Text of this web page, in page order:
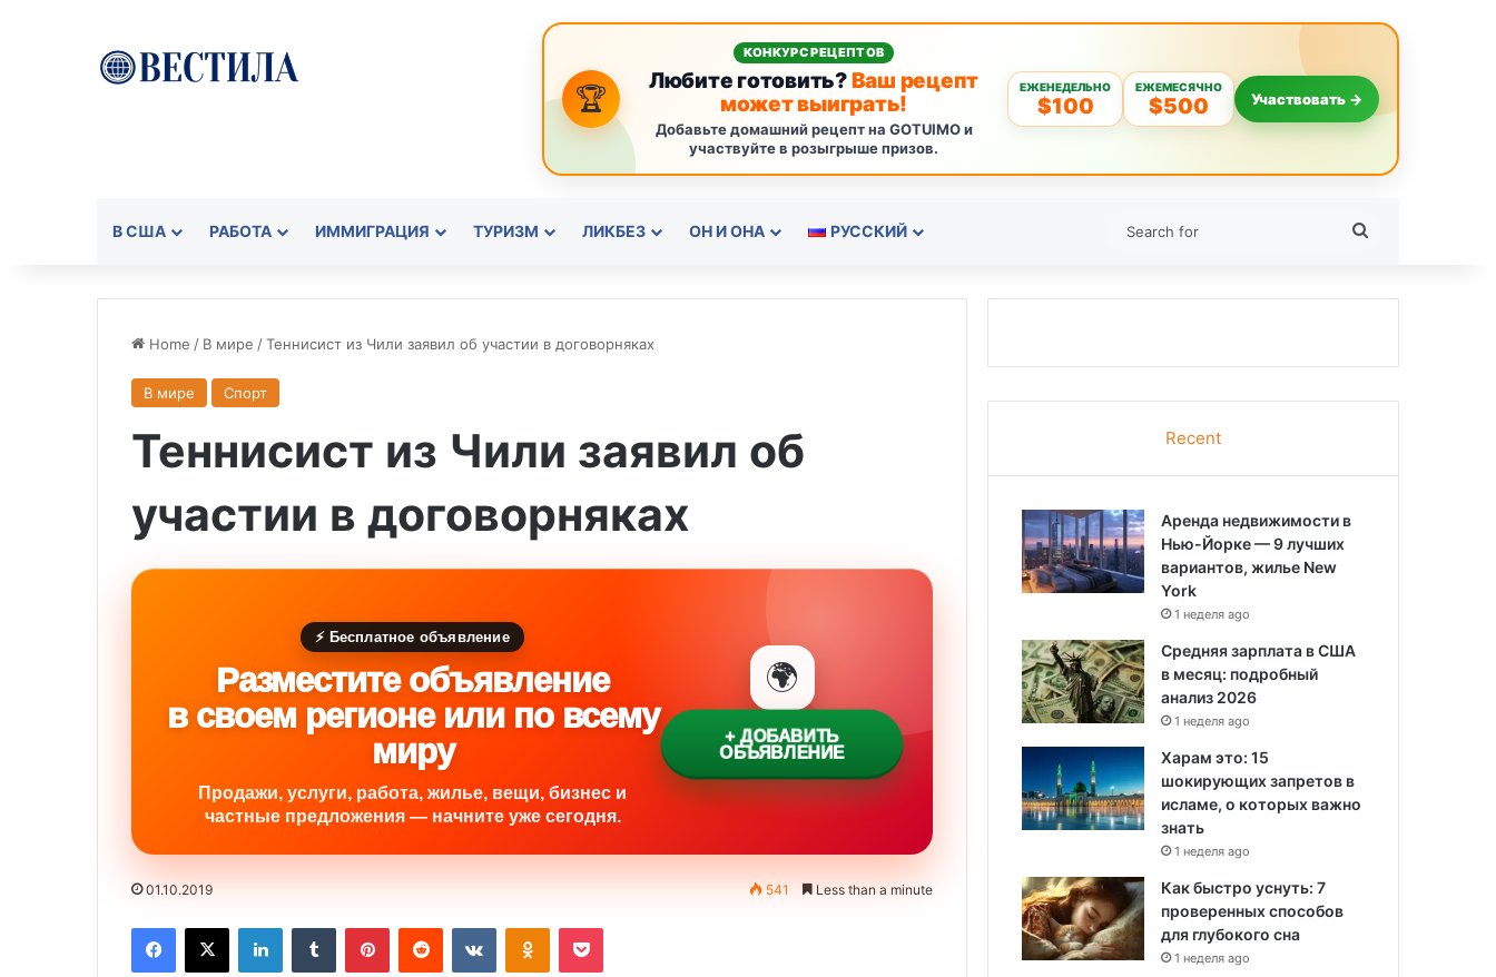
🏆
КОНКУРС РЕЦЕПТОВ
Любите готовить?Ваш рецепт
может выиграть!
Добавьте домашний рецепт на GOTUIMO и
участвуйте в розыгрыше призов.
ЕЖЕНЕДЕЛЬНО
$100
ЕЖЕМЕСЯЧНО
$500 Участвовать →
В США РАБОТА ИММИГРАЦИЯ ТУРИЗМ ЛИКБЕЗ ОН И ОНА РУССКИЙ
Home / В мире /Теннисист из Чили заявил об участии в договорняках
В мире Спорт
Теннисист из Чили заявил об
участии в договорняках
⚡ Бесплатное объявление
Разместите объявление
в своем регионе или по всему
миру
Продажи, услуги, работа, жилье, вещи, бизнес и
частные предложения — начните уже сегодня.
🌍
+ ДОБАВИТЬ
ОБЪЯВЛЕНИЕ
01.10.2019 541 Less than a minute
Recent
Аренда недвижимости в
Нью-Йорке — 9 лучших
вариантов, жилье New
York
1 неделя ago
Средняя зарплата в США
в месяц: подробный
анализ 2026
1 неделя ago
Харам это: 15
шокирующих запретов в
исламе, о которых важно
знать
1 неделя ago
Как быстро уснуть: 7
проверенных способов
для глубокого сна
1 неделя ago